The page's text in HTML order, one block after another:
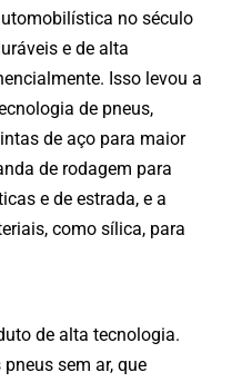
no século
e de alta
Isso levou a
de pneus,
de aço para maior
de rodagem para
e de estrada, e a
como sílica, para
de alta tecnologia.
sem ar, que